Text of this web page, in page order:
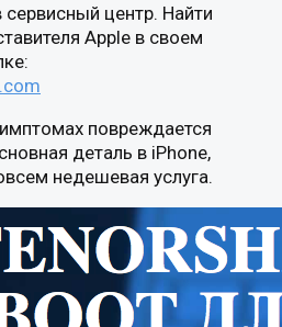
сервисный центр. Найти
Apple в своем
повреждается
деталь в iPhone,
недешевая услуга.